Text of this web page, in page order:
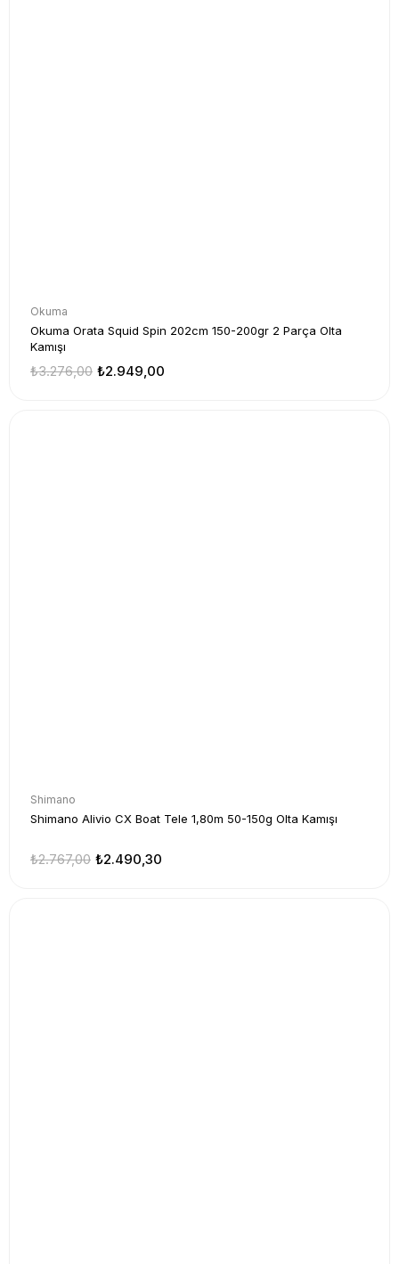
Okuma
Okuma Orata Squid Spin 202cm 150-200gr 2 Parça Olta
Kamışı
₺2.949,00
₺3.276,00
Shimano
Shimano Alivio CX Boat Tele 1,80m 50-150g Olta Kamışı
₺2.490,30
₺2.767,00